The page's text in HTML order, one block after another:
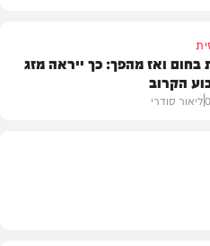
בחום ואז מהפך: כך ייראה מזג
הקרוב
ליאור סודרי